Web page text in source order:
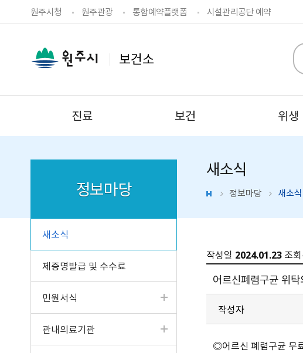
원주시청 원주관광 통합예약플랫폼 시설관리공단 예약
보건소
진료 보건 위생
정보마당
새소식
제증명발급 및 수수료
민원서식
관내의료기관
새소식
정보마당 새소식
작성일 2024.01.23 조
어르신폐렴구균 위
작성자
◎어르신 폐렴구균 무